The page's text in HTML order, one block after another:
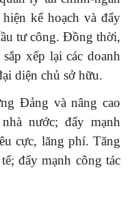
kế hoạch và đẩy
tư công. Đồng thời,
xếp lại các doanh
diện chủ sở hữu.
Đảng và nâng cao
nước; đẩy mạnh
cực, lãng phí. Tăng
đẩy mạnh công tác